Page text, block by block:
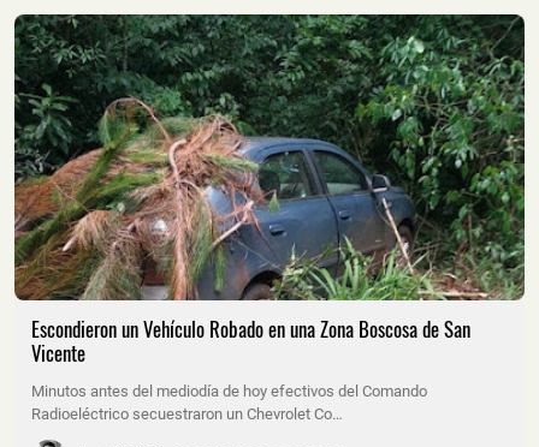
Escondieron un Vehículo Robado en una Zona Boscosa de San
Vicente
Minutos antes del mediodía de hoy efectivos del Comando
Radioeléctrico secuestraron un Chevrolet Co…